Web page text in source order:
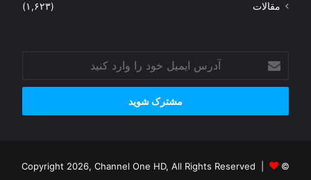
مقالات
(۱,۶۲۳)
ایمیل
خود
وارد
© Copyright 2026, Channel One HD, All Rights Reserved |